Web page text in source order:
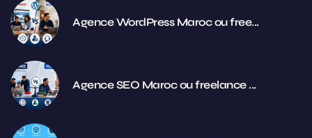
Agence WordPress Maroc ou free...
Agence SEO Maroc ou freelance ...